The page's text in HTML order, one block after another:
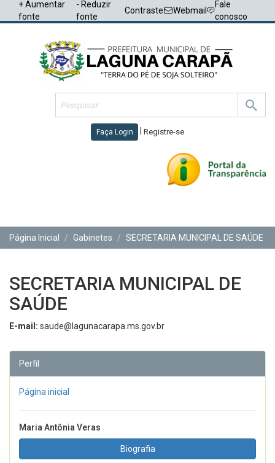
+ Aumentar
fonte
- Reduzir
fonte
Contraste Webmail
Fale
conosco
Faça Login Registre-se
Página Inicial
Gabinetes SECRETARIA MUNICIPAL DE SAÚDE
SECRETARIA MUNICIPAL DE
SAÚDE
E-mail: saude@lagunacarapa.ms.gov.br
Perfil
Página inicial
Maria Antônia Veras
Biografia